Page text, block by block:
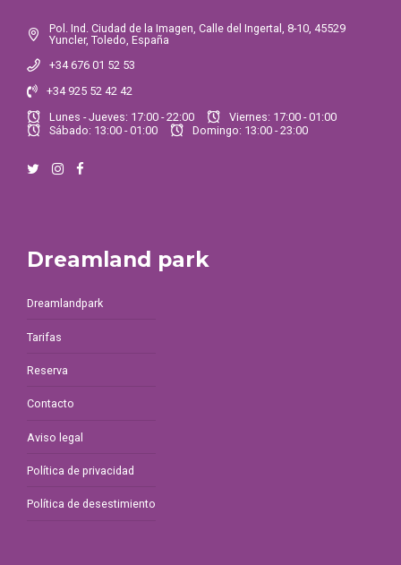
Pol. Ind. Ciudad de la Imagen, Calle del Ingertal, 8-10, 45529
Yuncler, Toledo, España
+34 676 01 52 53
+34 925 52 42 42
Lunes - Jueves: 17:00 - 22:00
Viernes: 17:00 - 01:00
Sábado: 13:00 - 01:00
Domingo: 13:00 - 23:00
Dreamland park
Dreamlandpark
Tarifas
Reserva
Contacto
Aviso legal
Política de privacidad
Política de desestimiento